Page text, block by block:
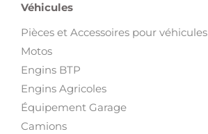
Véhicules
Pièces et Accessoires pour véhicules
Motos
Engins BTP
Engins Agricoles
Équipement Garage
Camions